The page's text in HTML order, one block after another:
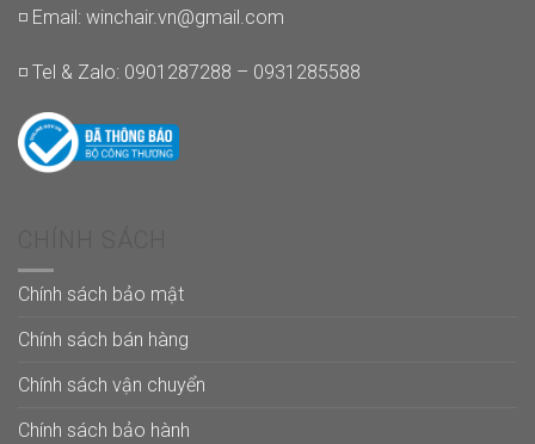
◽ Email: winchair.vn@gmail.com
◽ Tel & Zalo: 0901287288 – 0931285588
Chính sách bảo mật
Chính sách bán hàng
Chính sách vận chuyển
Chính sách bảo hành